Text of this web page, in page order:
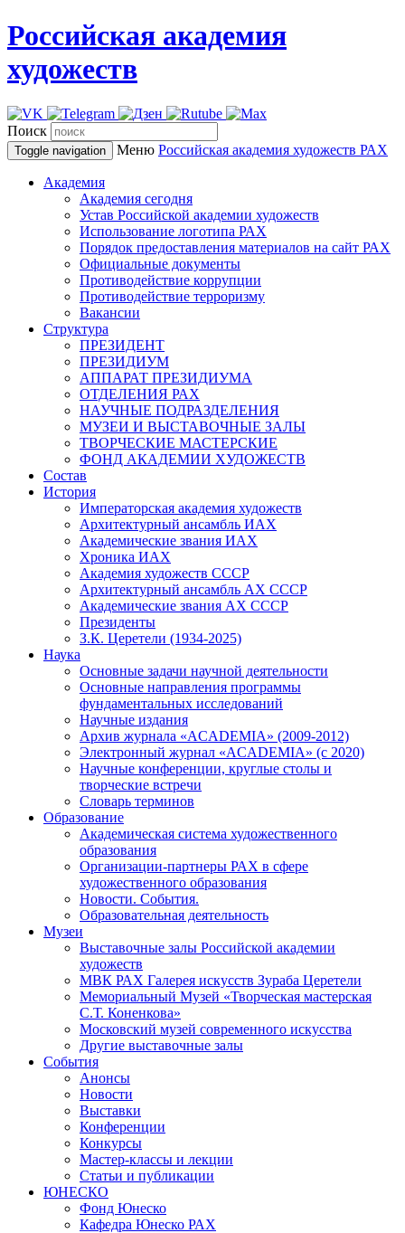
Российская академия
художеств
Поиск
Toggle navigation Меню Российская академия художеств РАХ
Академия
Академия сегодня
Устав Российской академии художеств
Использование логотипа РАХ
Порядок предоставления материалов на сайт РАХ
Официальные документы
Противодействие коррупции
Противодействие терроризму
Вакансии
Структура
ПРЕЗИДЕНТ
ПРЕЗИДИУМ
АППАРАТ ПРЕЗИДИУМА
ОТДЕЛЕНИЯ РАХ
НАУЧНЫЕ ПОДРАЗДЕЛЕНИЯ
МУЗЕИ И ВЫСТАВОЧНЫЕ ЗАЛЫ
ТВОРЧЕСКИЕ МАСТЕРСКИЕ
ФОНД АКАДЕМИИ ХУДОЖЕСТВ
Состав
История
Императорская академия художеств
Архитектурный ансамбль ИАХ
Академические звания ИАХ
Хроника ИАХ
Академия художеств СССР
Архитектурный ансамбль АХ СССР
Академические звания АХ СССР
Президенты
З.К. Церетели (1934-2025)
Наука
Основные задачи научной деятельности
Основные направления программы
фундаментальных исследований
Научные издания
Архив журнала «ACADEMIA» (2009-2012)
Электронный журнал «ACADEMIA» (с 2020)
Научные конференции, круглые столы и
творческие встречи
Словарь терминов
Образование
Академическая система художественного
образования
Организации-партнеры РАХ в сфере
художественного образования
Новости. События.
Образовательная деятельность
Музеи
Выставочные залы Российской академии
художеств
МВК РАХ Галерея искусств Зураба Церетели
Мемориальный Музей «Творческая мастерская
С.Т. Коненкова»
Московский музей современного искусства
Другие выставочные залы
События
Анонсы
Новости
Выставки
Конференции
Конкурсы
Мастер-классы и лекции
Статьи и публикации
ЮНЕСКО
Фонд Юнеско
Кафедра Юнеско РАХ